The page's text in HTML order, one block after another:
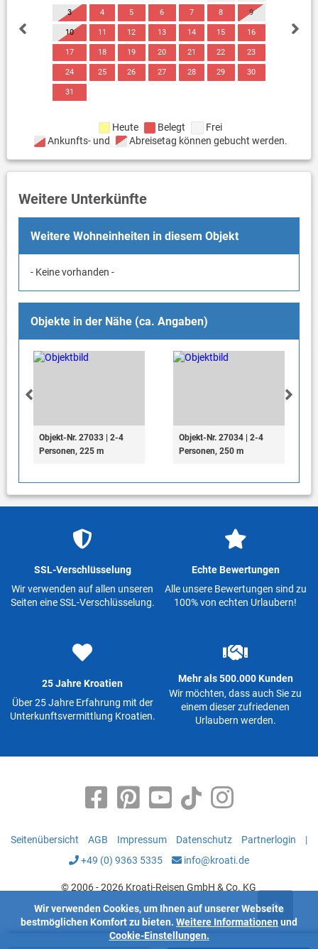
3 4 5 6 7 8 9
10 11 12 13 14 15 16
17 18 19 20 21 22 23
24 25 26 27 28 29 30
31
Heute Belegt
Frei
Ankunfts- und
Abreisetag können gebucht werden.
Weitere Unterkünfte
Weitere Wohneinheiten in diesem Objekt
- Keine vorhanden -
Objekte in der Nähe (ca. Angaben)
Objekt-Nr. 27033 | 2-4
Personen, 225 m
Objekt-Nr. 27034 | 2-4
Personen, 250 m
SSL-Verschlüsselung
Wir verwenden auf allen unseren
Seiten eine SSL-Verschlüsselung.
Echte Bewertungen
Alle unsere Bewertungen sind zu
100% von echten Urlaubern!
25 Jahre Kroatien
Über 25 Jahre Erfahrung mit der
Unterkunftsvermittlung Kroatien.
Mehr als 500.000 Kunden
Wir möchten, dass auch Sie zu
einem dieser zufriedenen
Urlaubern werden.
Seitenübersicht AGB Impressum Datenschutz Partnerlogin
|
+49 (0) 9363 5335
info@kroati.de
© 2006 - 2026 Kroati-Reisen GmbH & Co. KG
Wir verwenden Cookies, um Ihnen auf unserer Webseite
bestmöglichen Komfort zu bieten. Weitere Informationen und
Cookie-Einstellungen.